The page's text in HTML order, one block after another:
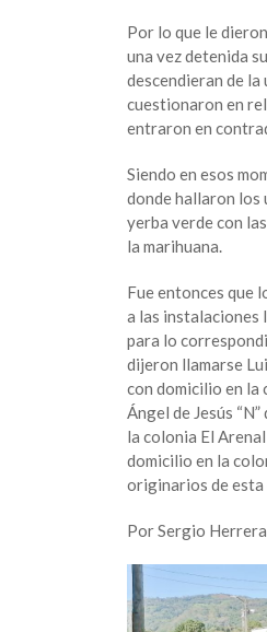
Por lo que le
una vez detenida
descendieran de
cuestionaron en
entraron en
Siendo en esos
donde hallaron
yerba verde con
la marihuana.
Fue entonces que
a las instalaciones
para lo
dijeron llamarse
con domicilio en la
Ángel de Jesús
la colonia El
domicilio en la
originarios de esta
Por Sergio